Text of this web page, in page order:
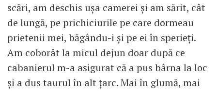
scări, am deschis ușa camerei și am sărit, cât
de lungă, pe prichiciurile pe care dormeau
prietenii mei, băgându-i și pe ei în sperieți.
Am coborât la micul dejun doar după ce
cabanierul m-a asigurat că a pus bârna la loc
și a dus taurul în alt țarc. Mai în glumă, mai